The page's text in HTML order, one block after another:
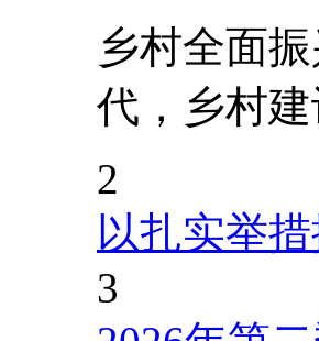
乡村全面
代，乡村
2
以扎实举
3